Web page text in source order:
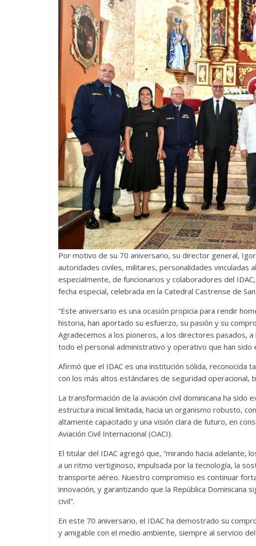
Por motivo de su 70 aniversario, su director general,
autoridades civiles, militares, personalidades vinculadas
especialmente, de funcionarios y colaboradores del
fecha especial, celebrada en la Catedral Castrense de
“Este aniversario es una ocasión propicia para rendir
historia, han aportado su esfuerzo, su pasión y su
Agradecemos a los pioneros, a los directores pasados,
todo el personal administrativo y operativo que han sido
Afirmó que el IDAC es una institución sólida, reconocida
con los más altos estándares de seguridad operacional,
La transformación de la aviación civil dominicana ha sido
estructura inicial limitada, hacia un organismo robusto,
altamente capacitado y una visión clara de futuro, en
Aviación Civil Internacional (OACI).
El titular del IDAC agregó que, “mirando hacia adelante,
a un ritmo vertiginoso, impulsada por la tecnología, la
transporte aéreo. Nuestro compromiso es continuar
innovación, y garantizando que la República Dominicana
civil”.
En este 70 aniversario, el IDAC ha demostrado su
y amigable con el medio ambiente, siempre al servicio